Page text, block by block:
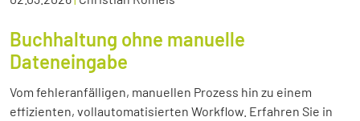
Buchhaltung ohne manuelle
Dateneingabe
Vom fehleranfälligen, manuellen Prozess hin zu einem
effizienten, vollautomatisierten Workflow. Erfahren Sie in